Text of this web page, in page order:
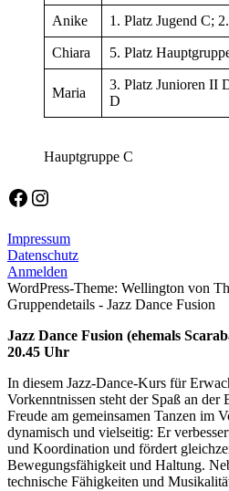
Anike 1. Platz Jugend C;
Chiara 5. Platz
Maria
3. Platz Junioren II
D
Hauptgruppe
Allgemein
Facebook
Instagram
Impressum
Datenschutz
Anmelden
WordPress-Theme: Wellington von
Gruppendetails - Jazz Dance Fusion
Jazz Dance Fusion (ehemals
20.45 Uhr
In diesem Jazz-Dance-Kurs für
Vorkenntnissen steht der Spaß an
Freude am gemeinsamen Tanzen im
dynamisch und vielseitig: Er
und Koordination und fördert
Bewegungsfähigkeit und Haltung.
technische Fähigkeiten und